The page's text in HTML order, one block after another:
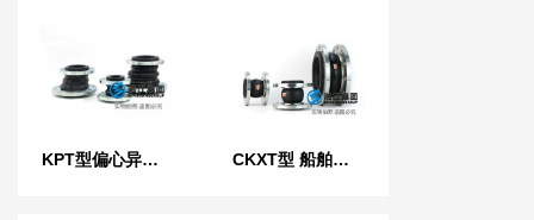
KPT型偏心异径橡胶接头 CKXT型 船舶可曲挠单球橡胶接头